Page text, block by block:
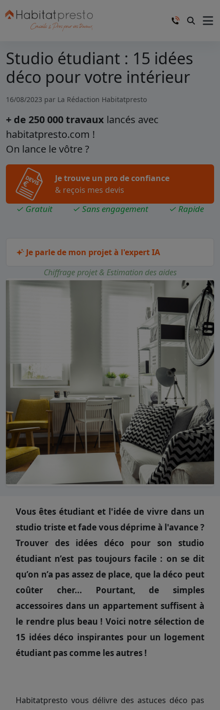
Studio étudiant : 15 idées
déco pour votre intérieur
16/08/2023 par La Rédaction Habitatpresto
+ de 250 000 travaux lancés avec
habitatpresto.com !
On lance le vôtre ?
Je trouve un pro de confiance
& reçois mes devis
✓ Gratuit ✓ Sans engagement ✓ Rapide
Je parle de mon projet à l'expert IA
Chiffrage projet & Estimation des aides
Vous êtes étudiant et l'idée de vivre dans un
studio triste et fade vous déprime à l'avance ?
Trouver des idées déco pour son studio
étudiant n’est pas toujours facile : on se dit
qu’on n’a pas assez de place, que la déco peut
coûter cher... Pourtant, de simples
accessoires dans un appartement suffisent à
le rendre plus beau ! Voici notre sélection de
15 idées déco inspirantes pour un logement
étudiant pas comme les autres !
Habitatpresto vous délivre des astuces déco pas